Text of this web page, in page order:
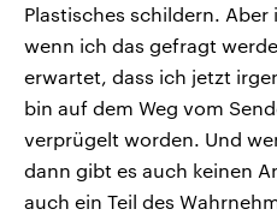
Plastisches schildern. Aber
wenn ich das gefragt
erwartet, dass ich jetzt
bin auf dem Weg vom
verprügelt worden. Und
dann gibt es auch keinen
auch ein Teil des